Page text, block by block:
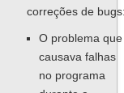
correções de
O problema que
causava falhas
no programa